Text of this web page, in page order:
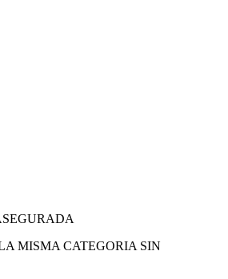
MISMA CATEGORIA SIN